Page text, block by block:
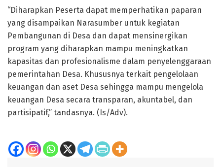
“Diharapkan Peserta dapat memperhatikan paparan
yang disampaikan Narasumber untuk kegiatan
Pembangunan di Desa dan dapat mensinergikan
program yang diharapkan mampu meningkatkan
kapasitas dan profesionalisme dalam penyelenggaraan
pemerintahan Desa. Khususnya terkait pengelolaan
keuangan dan aset Desa sehingga mampu mengelola
keuangan Desa secara transparan, akuntabel, dan
partisipatif,” tandasnya. (Is/Adv).